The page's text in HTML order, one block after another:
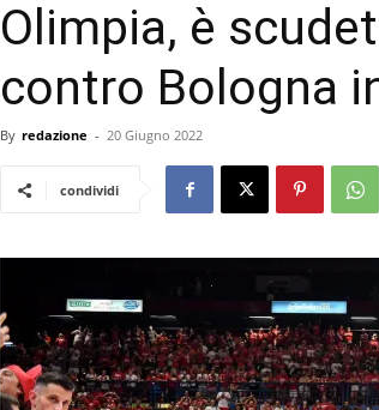
Olimpia, è
contro Bologna
By redazione - 20 Giugno 2022
condividi